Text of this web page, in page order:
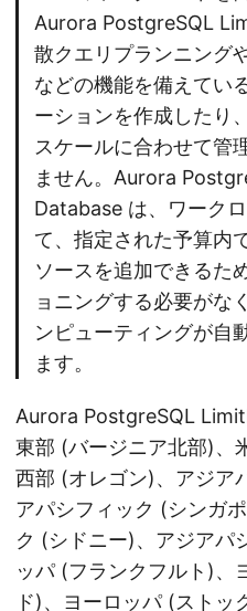
Aurora PostgreSQL
散クエリプランニング
などの機能を備えてい
ーションを作成したり
スケールに合わせて管
ません。Aurora
Database は、ワーク
て、指定された予算内
ソースを追加できるた
ョニングする必要がな
ンピューティングが自
ます。
Aurora PostgreSQL
東部 (バージニア北部)、
西部 (オレゴン)、アジア
アパシフィック (シンガ
ク (シドニー)、アジアパ
ッパ (フランクフルト)、
ド)、ヨーロッパ (ストッ